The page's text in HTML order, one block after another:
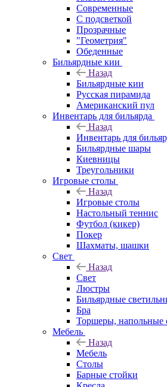
Современные
С подсветкой
Прозрачные
"Геометрия"
Обеденные
Бильярдные кии
Назад
Бильярдные кии
Русская пирамида
Американский пул
Инвентарь для бильярда
Назад
Инвентарь для
Бильярдные шары
Киевницы
Треугольники
Игровые столы
Назад
Игровые столы
Настольный теннис
Футбол (кикер)
Покер
Шахматы, шашки
Свет
Назад
Свет
Люстры
Бильярдные
Бра
Торшеры, напольные
Мебель
Назад
Мебель
Столы
Барные стойки